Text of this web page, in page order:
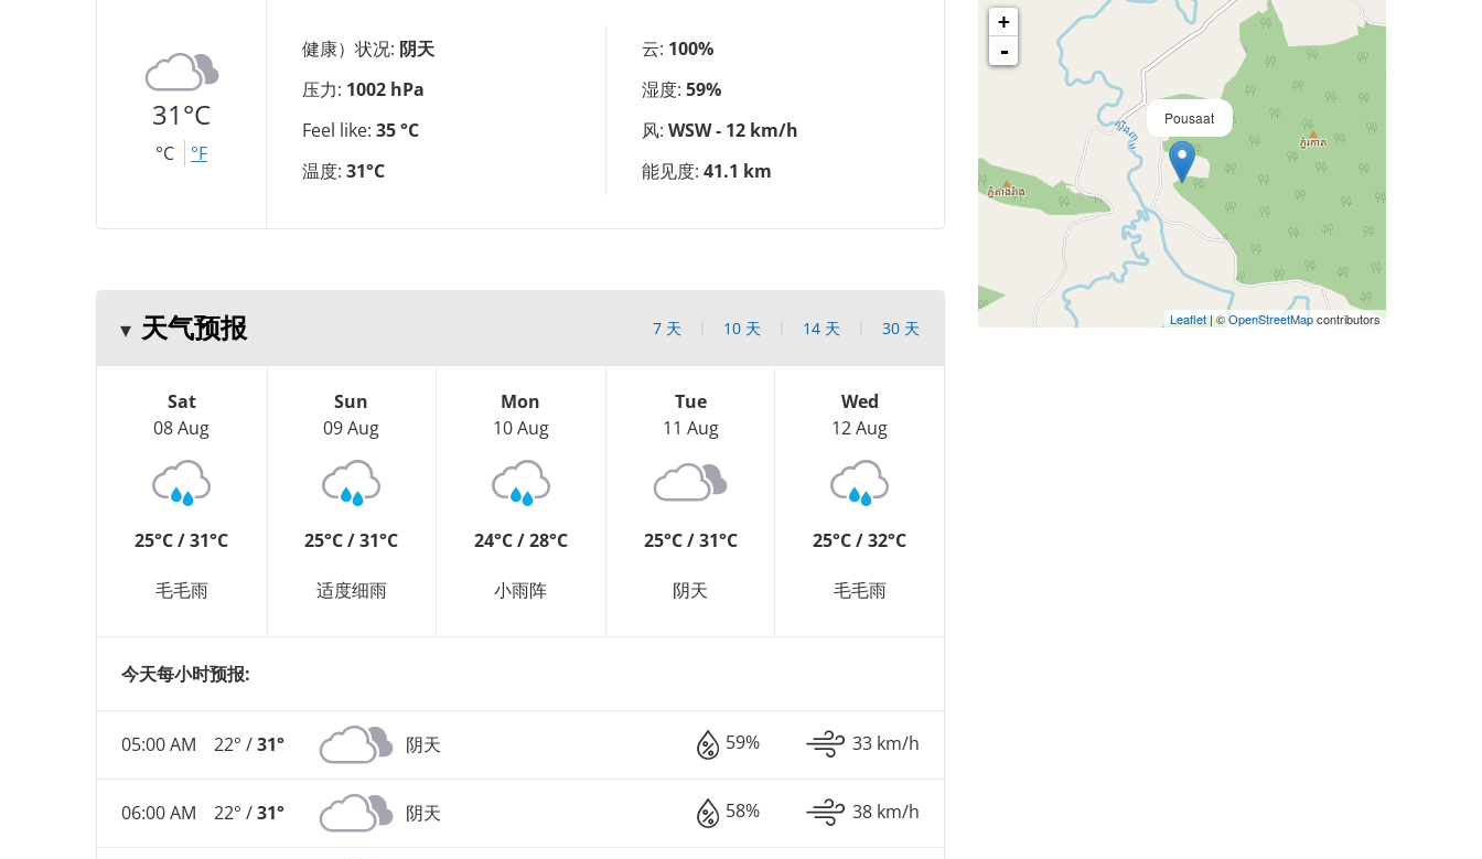
31°C
°C °F
健康）状况: 阴天
压力: 1002 hPa
Feel like: 35 °C
温度: 31°C
云: 100%
湿度: 59%
风: WSW - 12 km/h
能见度: 41.1 km
天气预报 7 天 10 天 14 天 30 天
Sat
08 Aug
25°C / 31°C
毛毛雨
Sun
09 Aug
25°C / 31°C
适度细雨
Mon
10 Aug
24°C / 28°C
小雨阵
Tue
11 Aug
25°C / 31°C
阴天
Wed
12 Aug
25°C / 32°C
毛毛雨
今天每小时预报:
05:00 AM 22° /31° 阴天 59% 33 km/h
06:00 AM 22° /31° 阴天 58% 38 km/h
Pousaat
+
-
Leaflet | ©OpenStreetMapcontributors